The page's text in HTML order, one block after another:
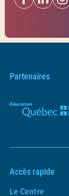
Partenaires
Accès rapide
Le Centre